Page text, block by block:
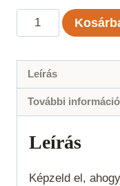
Kartopu
Baby
Lux
-
861
Leírás
További
Leírás
Képzeld el,